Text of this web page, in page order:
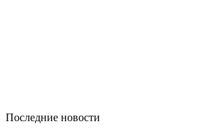
Последние новости